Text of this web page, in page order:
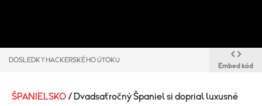
DÔSLEDKY HACKERSKÉHO ÚTOKU
Embed kód
ŠPANIELSKO / Dvadsaťročný Španiel si doprial luxusné